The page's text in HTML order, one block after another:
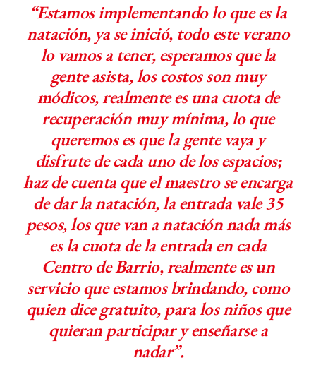
“Estamos implementando lo que es la
natación, ya se inició, todo este verano
lo vamos a tener, esperamos que la
gente asista, los costos son muy
módicos, realmente es una cuota de
recuperación muy mínima, lo que
queremos es que la gente vaya y
disfrute de cada uno de los espacios;
haz de cuenta que el maestro se encarga
de dar la natación, la entrada vale 35
pesos, los que van a natación nada más
es la cuota de la entrada en cada
Centro de Barrio, realmente es un
servicio que estamos brindando, como
quien dice gratuito, para los niños que
quieran participar y enseñarse a
nadar”.